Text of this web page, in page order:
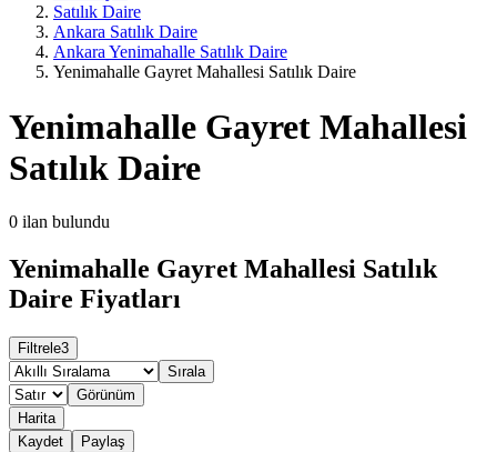
Satılık Daire
Ankara Satılık Daire
Ankara Yenimahalle Satılık Daire
Yenimahalle Gayret Mahallesi Satılık Daire
Yenimahalle Gayret Mahallesi
Satılık Daire
0 ilan bulundu
Yenimahalle Gayret Mahallesi Satılık
Daire Fiyatları
Filtrele3
Sırala
Görünüm
Harita
Kaydet
Paylaş